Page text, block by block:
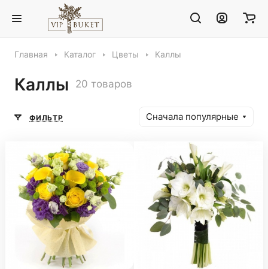
Главная Каталог Цветы Каллы
Каллы 20 товаров
ФИЛЬТР Сначала популярные